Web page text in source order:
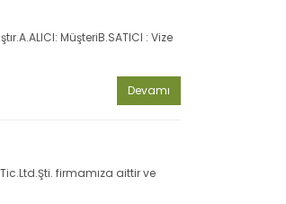
MüşteriB.SATICI : Vize
Devamı
Tic.Ltd.Şti. firmamıza aittir ve